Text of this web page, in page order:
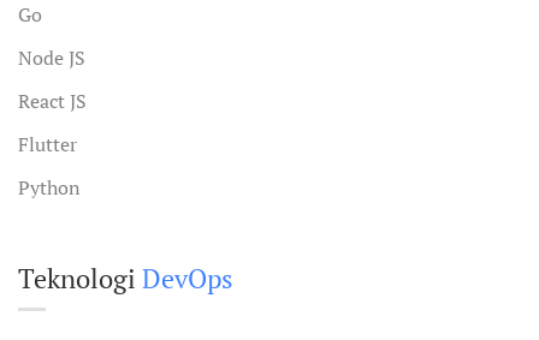
Go
Node JS
React JS
Flutter
Python
Teknologi DevOps